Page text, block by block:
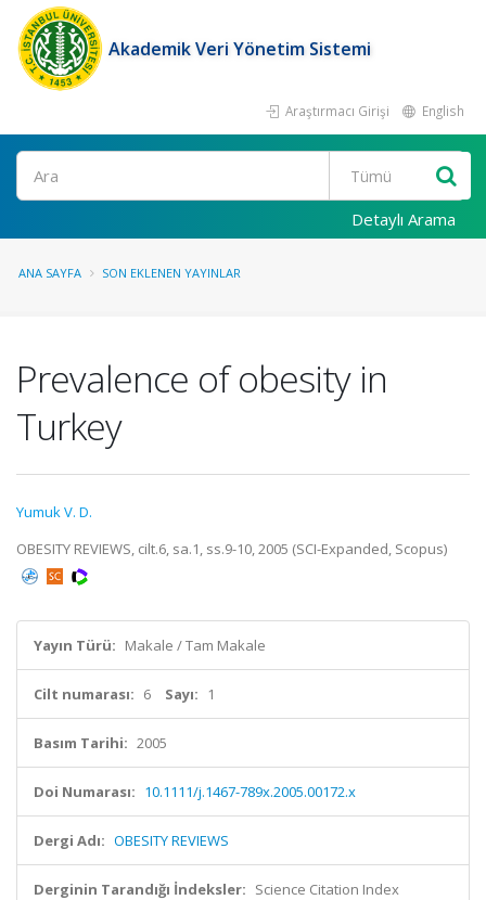
Akademik Veri Yönetim Sistemi
Araştırmacı Girişi English
Ara
Detaylı Arama
ANA SAYFA SON EKLENEN YAYINLAR
Prevalence of obesity in
Turkey
Yumuk V. D.
OBESITY REVIEWS, cilt.6, sa.1, ss.9-10, 2005 (SCI-Expanded, Scopus)
Yayın Türü: Makale / Tam Makale
Cilt numarası: 6 Sayı: 1
Basım Tarihi: 2005
Doi Numarası: 10.1111/j.1467-789x.2005.00172.x
Dergi Adı: OBESITY REVIEWS
Derginin Tarandığı İndeksler: Science Citation Index